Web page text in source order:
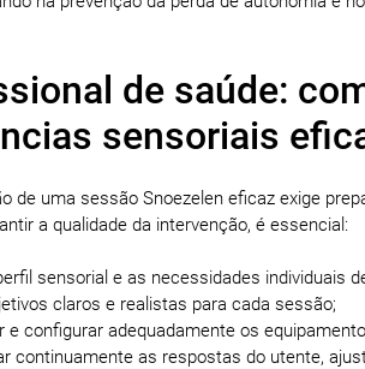
de saúde:
sensoriais
de uma sessão Snoezelen eficaz exige
a qualidade da intervenção, é essencial:
sensorial e as necessidades individuais
claros e realistas para cada sessão;
e configurar adequadamente os
continuamente as respostas do utente,